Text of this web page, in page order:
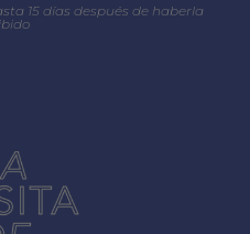
15 días después de haberla